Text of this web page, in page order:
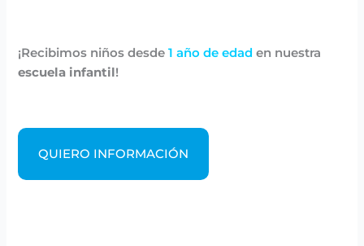
¡Recibimos niños desde1 año de edad en nuestra
escuela infantil!
QUIERO INFORMACIÓN